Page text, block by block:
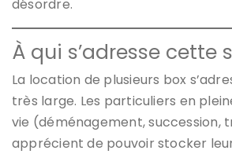
désordre.
À qui s’adresse cette
La location de plusieurs box
très large. Les particuliers en
vie (déménagement, succession,
apprécient de pouvoir stocker